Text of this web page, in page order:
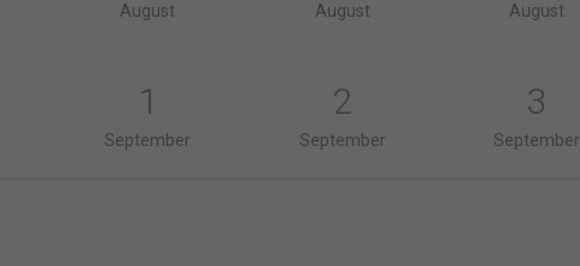
August August August
1
September
2
September
3
September